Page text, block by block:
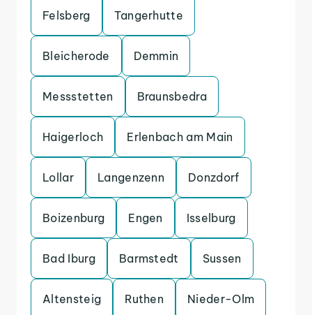
Felsberg Tangerhutte
Bleicherode Demmin
Messstetten Braunsbedra
Haigerloch Erlenbach am Main
Lollar Langenzenn Donzdorf
Boizenburg Engen Isselburg
Bad Iburg Barmstedt Sussen
Altensteig Ruthen Nieder-Olm